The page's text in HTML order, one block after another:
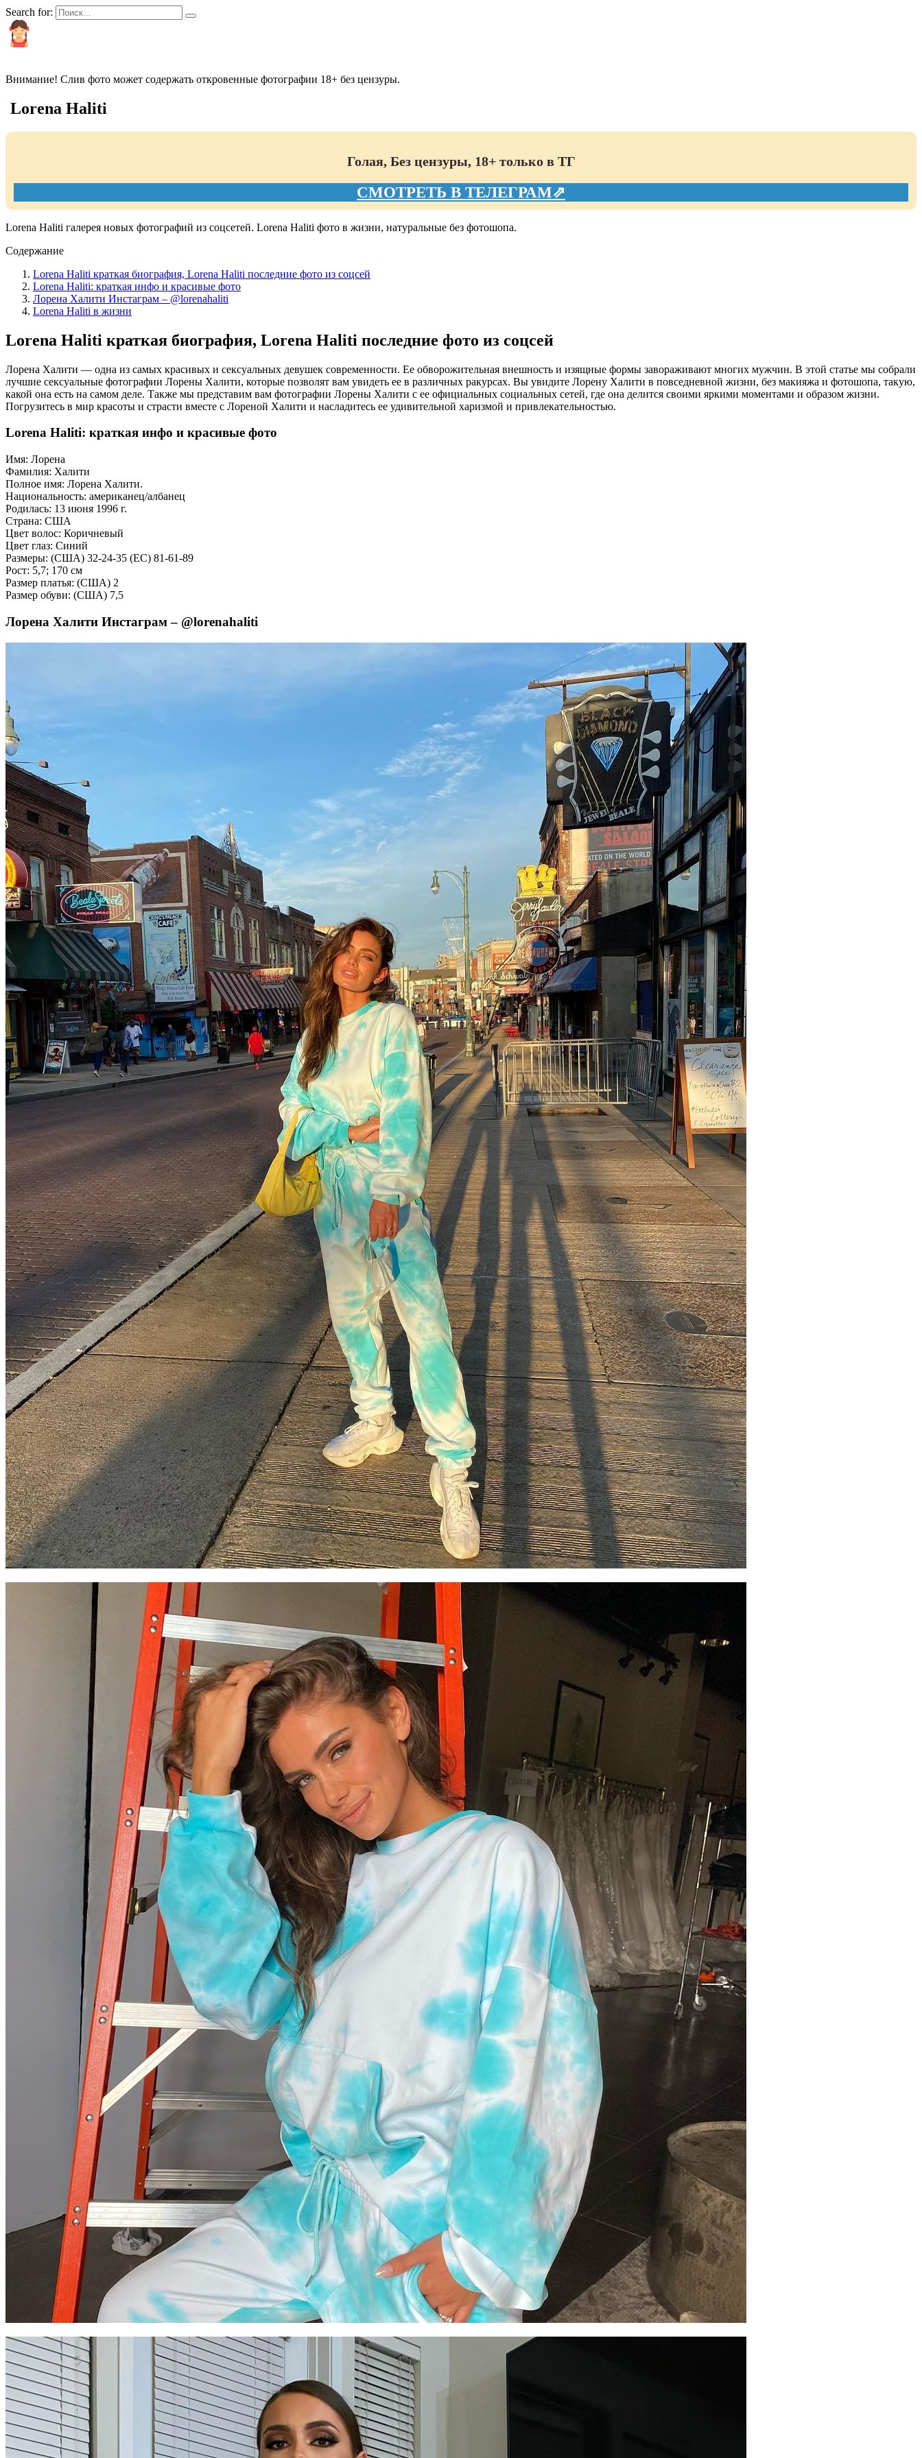
Search for:
Внимание! Слив фото может содержать откровенные фотографии 18+ без цензуры.
Lorena Haliti
Голая, Без цензуры, 18+ только в ТГ
СМОТРЕТЬ В ТЕЛЕГРАМ⇗
Lorena Haliti галерея новых фотографий из соцсетей. Lorena Haliti фото в жизни, натуральные без фотошопа.
Содержание
Lorena Haliti краткая биография, Lorena Haliti последние фото из соцсей
Lorena Haliti: краткая инфо и красивые фото
Лорена Халити Инстаграм – @lorenahaliti
Lorena Haliti в жизни
Lorena Haliti краткая биография, Lorena Haliti последние фото из соцсей
Лорена Халити — одна из самых красивых и сексуальных девушек современности. Ее обворожительная внешность и изящные формы завораживают многих мужчин. В этой статье мы собрали
лучшие сексуальные фотографии Лорены Халити, которые позволят вам увидеть ее в различных ракурсах. Вы увидите Лорену Халити в повседневной жизни, без макияжа и фотошопа, такую,
какой она есть на самом деле. Также мы представим вам фотографии Лорены Халити с ее официальных социальных сетей, где она делится своими яркими моментами и образом жизни.
Погрузитесь в мир красоты и страсти вместе с Лореной Халити и насладитесь ее удивительной харизмой и привлекательностью.
Lorena Haliti: краткая инфо и красивые фото
Имя: Лорена
Фамилия: Халити
Полное имя: Лорена Халити.
Национальность: американец/албанец
Родилась: 13 июня 1996 г.
Страна: США
Цвет волос: Коричневый
Цвет глаз: Синий
Размеры: (США) 32-24-35 (ЕС) 81-61-89
Рост: 5,7; 170 см
Размер платья: (США) 2
Размер обуви: (США) 7,5
Лорена Халити Инстаграм – @lorenahaliti